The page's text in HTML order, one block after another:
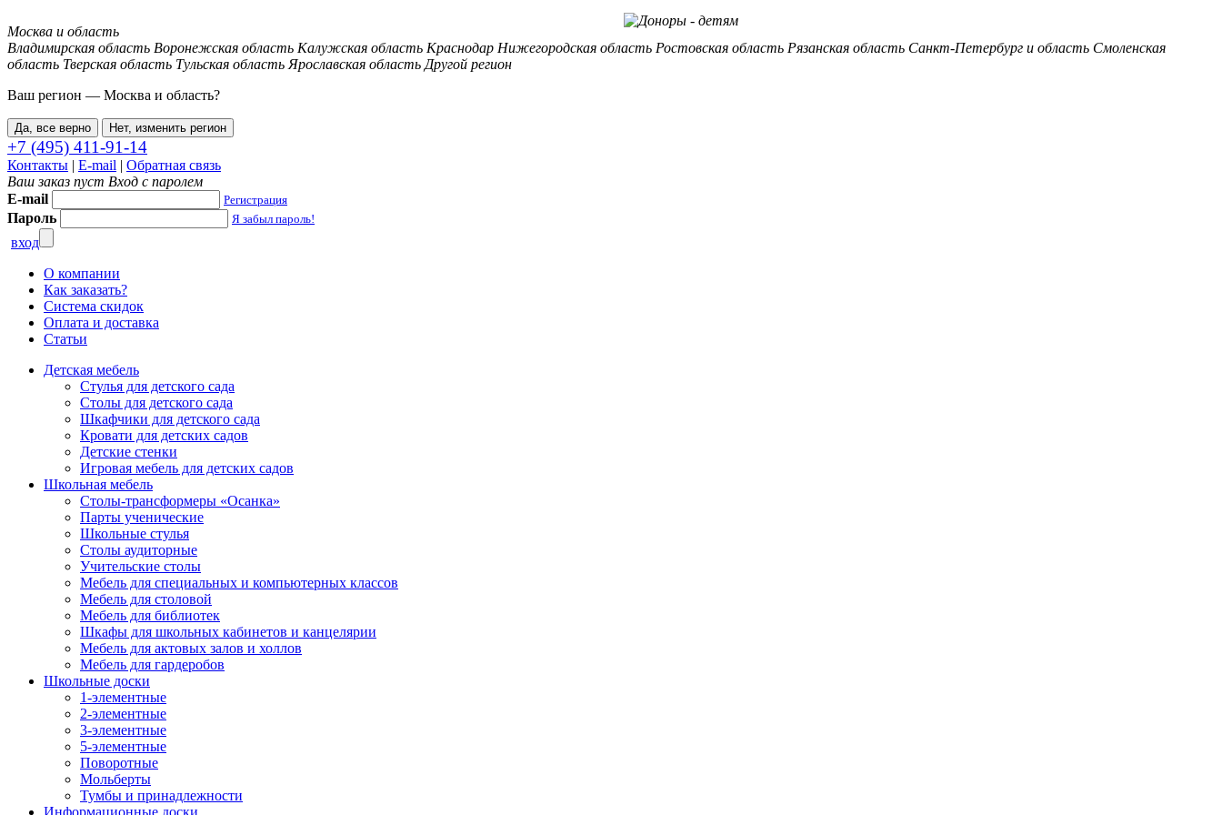
Москва и область
Владимирская область Воронежская область Калужская область Краснодар Нижегородская область Ростовская область Рязанская область Санкт-Петербург и область Смоленская
область Тверская область Тульская область Ярославская область Другой регион
Ваш регион — Москва и область?
Да, все верно Нет, изменить регион
+7 (495) 411-91-14
Контакты | E-mail | Обратная связь
Ваш заказ пуст Вход с паролем
E-mail
Регистрация
Пароль Я забыл пароль!
вход
О компании
Как заказать?
Система скидок
Оплата и доставка
Статьи
Детская мебель
Стулья для детского сада
Столы для детского сада
Шкафчики для детского сада
Кровати для детских садов
Детские стенки
Игровая мебель для детских садов
Школьная мебель
Столы-трансформеры «Осанка»
Парты ученические
Школьные стулья
Столы аудиторные
Учительские столы
Мебель для специальных и компьютерных классов
Мебель для столовой
Мебель для библиотек
Шкафы для школьных кабинетов и канцелярии
Мебель для актовых залов и холлов
Мебель для гардеробов
Школьные доски
1-элементные
2-элементные
3-элементные
5-элементные
Поворотные
Мольберты
Тумбы и принадлежности
Информационные доски